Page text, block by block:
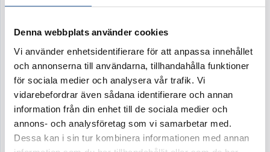
Denna webbplats använder cookies
Vi använder enhetsidentifierare för att anpassa innehållet
och annonserna till användarna, tillhandahålla funktioner
för sociala medier och analysera vår trafik. Vi
vidarebefordrar även sådana identifierare och annan
information från din enhet till de sociala medier och
annons- och analysföretag som vi samarbetar med.
Dessa kan i sin tur kombinera informationen med annan
kan det vara svårt att hitta blommor till
ceremonin. En fin liten kanin kan passa till de
andra önskemål, ring 08-21 90 80 eller maila
blommor@ignis.se.
Tillval